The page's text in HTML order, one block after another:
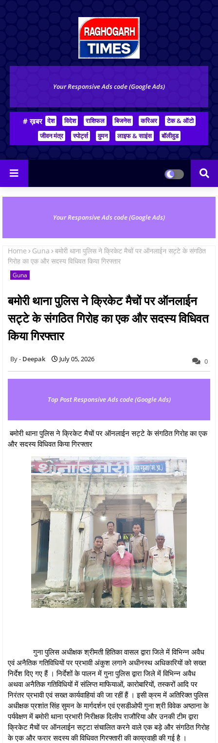
Your Responsive Ads code (Google Ads)
# ख़बर देश विदेश राशिफल बिजनेस करिअर
टेक & ऑटो
जीवन मंत्र
स्पोर्ट्स वुमन लाइफ & साइंस बॉलीवुड
Your Responsive Ads code (Google Ads)
Home Guna
बमोरी थाना पुलिस ने क्रिकेट मैचों पर ऑनलाईन सट्टे के संगठित
गिरोह का एक और सदस्य विधिवत किया गिरफ्तार
Guna
बमोरी थाना पुलिस ने क्रिकेट मैचों पर ऑनलाईन
सट्टे के संगठित गिरोह का एक और सदस्य विधिवत
किया गिरफ्तार
Deepak July 05, 2026 0
Top Post Responsive Ads code (Google Ads)
बमोरी थाना पुलिस ने क्रिकेट मैचों पर ऑनलाईन सट्टे के संगठित गिरोह का एक
और सदस्य विधिवत किया गिरफ्तार
गुना पुलिस अधीक्षक श्रीमती हितिका वासल द्वारा जिले में विभिन्न अवैध
एवं अनैतिक गतिविधियों पर प्रभावी अंकुश लगाने अधीनस्थ अधिकारियों को सख्त
निर्देश दिए गए हैं । निर्देशों के पालन में गुना पुलिस द्वारा जिले में विभिन्न अवैध
अथवा अनैतिक गतिविधियों में संलिप्‍त माफियाओं, कारोबारियों, तस्‍करों आदि पर
निरंतर प्रभावी एवं सख्त कार्यवाहियां की जा रहीं हैं । इसी क्रम में अतिरिक्त पुलिस
अधीक्षक प्रशांत सिंह सुमन के मार्गदर्शन एवं एसडीओपी गुना श्री विवेक अष्ठाना के
पर्यवेक्षण में बमोरी थाना प्रभारी निरीक्षक दिलीप राजौरिया और उनकी टीम द्वारा
क्रिकेट मैचों पर ऑनलाईन सट्टा संचालित करने वाले एक बड़े और संगठित गिरोह
के एक और फरार सदस्य की विधिवत गिरफ्तारी की काय्रवाही की गई है ।